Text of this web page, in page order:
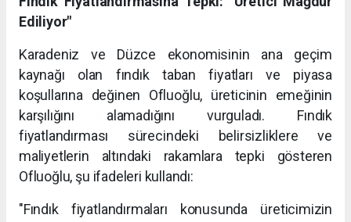
Ediliyor"
Karadeniz ve Düzce ekonomisinin ana geçim
kaynağı olan fındık taban fiyatları ve piyasa
koşullarına değinen Ofluoğlu, üreticinin emeğinin
karşılığını alamadığını vurguladı. Fındık
fiyatlandırması sürecindeki belirsizliklere ve
maliyetlerin altındaki rakamlara tepki gösteren
Ofluoğlu, şu ifadeleri kullandı:
"Fındık fiyatlandırmaları konusunda üreticimizin